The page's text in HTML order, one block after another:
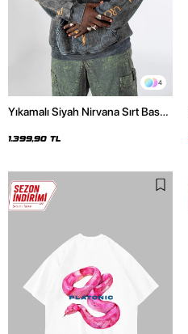
4
Yıkamalı Siyah Nirvana Sırt Baskılı
1.399,90 TL